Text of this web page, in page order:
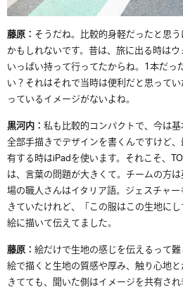
藤原： そうだね。比較的身軽だったと思
かもしれないです。昔は、旅に出る時は
いっぱい持って行ってたからね。 1本だっ
い？それはそれで当時は便利だと思って
っているイメージがないよね。
黒河内：私も比較的コンパクトで、今は
全部手描きでデザインを書くんですけど
有する時はiPadを使います。それこそ、
は、言葉の問題が大きくて。チームの方
場の職人さんはイタリア語。ジェスチャ
きていたけれど、「この服はこの生地に
絵に描いて伝えてました。
藤原：絵だけで生地の感じを伝えるって
絵で描くと生地の質感や厚み、触り心地
きてても、聞いた側はイメージを共有さ